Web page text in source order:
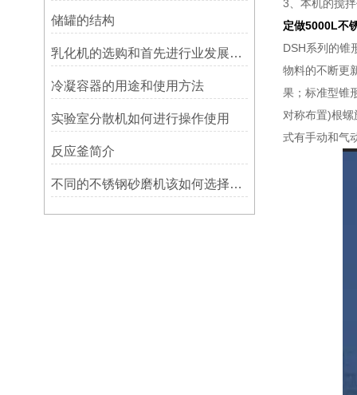
储罐的结构
乳化机的选购和首先进行业发展情况
冷凝容器的用途和使用方法
实验室分散机如何进行操作使用
反应釜简介
不同的不锈钢砂磨机该如何选择与之匹配的研磨珠？
3、本机的搅
定做5000L不
DSH系列的锥
物料的不断更
果；标准型锥
对称布置)根
式有手动和气